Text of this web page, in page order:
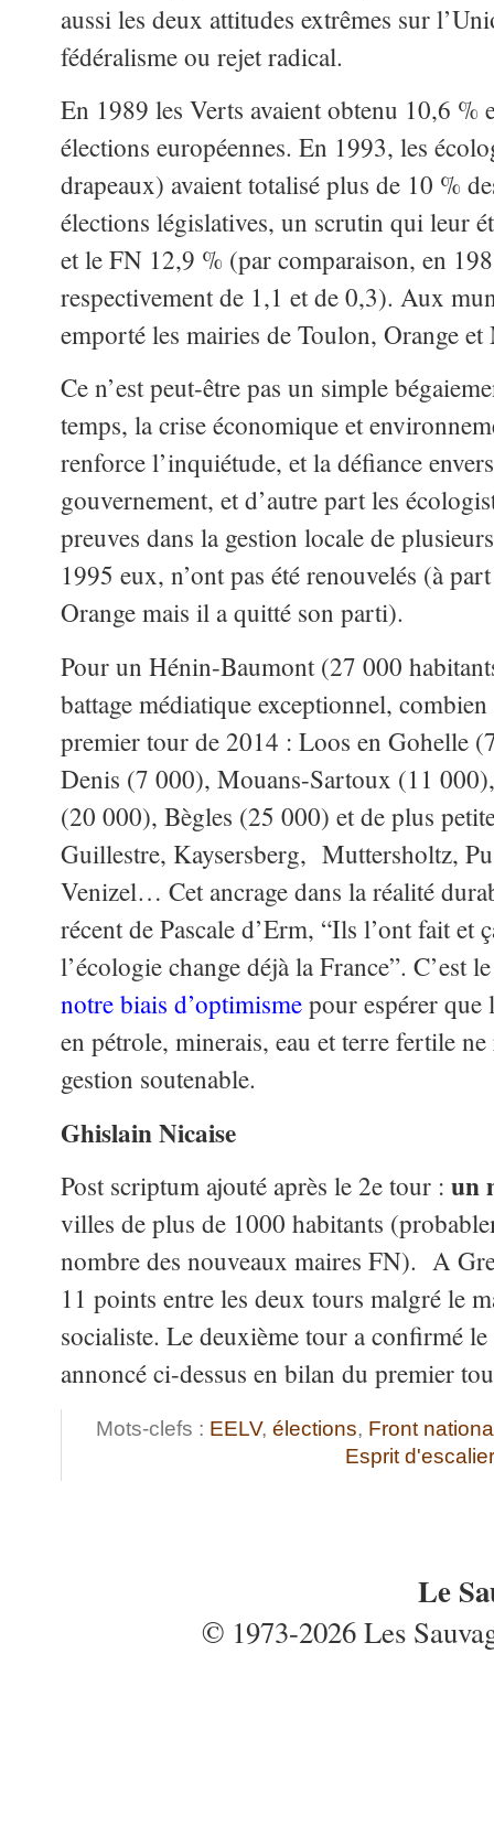
aussi les deux attitudes extrêmes sur
fédéralisme ou rejet radical.
En 1989 les Verts avaient obtenu 10,6 %
élections européennes. En 1993, les
drapeaux) avaient totalisé plus de 10 %
élections législatives, un scrutin qui leur
et le FN 12,9 % (par comparaison, en
respectivement de 1,1 et de 0,3). Aux
emporté les mairies de Toulon, Orange
Ce n’est peut-être pas un simple
temps, la crise économique et
renforce l’inquiétude, et la défiance
gouvernement, et d’autre part les
preuves dans la gestion locale de
1995 eux, n’ont pas été renouvelés (à
Orange mais il a quitté son parti).
Pour un Hénin-Baumont (27 000
battage médiatique exceptionnel,
premier tour de 2014 : Loos en Gohelle
Denis (7 000), Mouans-Sartoux (11
(20 000), Bègles (25 000) et de plus
Guillestre, Kaysersberg, Muttersholtz,
Venizel… Cet ancrage dans la réalité
récent de Pascale d’Erm, “Ils l’ont fait et
l’écologie change déjà la France”. C’est
notre biais d’optimismepour espérer que
en pétrole, minerais, eau et terre fertile
gestion soutenable.
Ghislain Nicaise
Post scriptum ajouté après le 2e tour : un
villes de plus de 1000 habitants
nombre des nouveaux maires FN). A
11 points entre les deux tours malgré le
socialiste. Le deuxième tour a confirmé
annoncé ci-dessus en bilan du premier
Mots-clefs : EELV, élections, Front
Esprit d'escalier
Le
© 1973-2026 Les